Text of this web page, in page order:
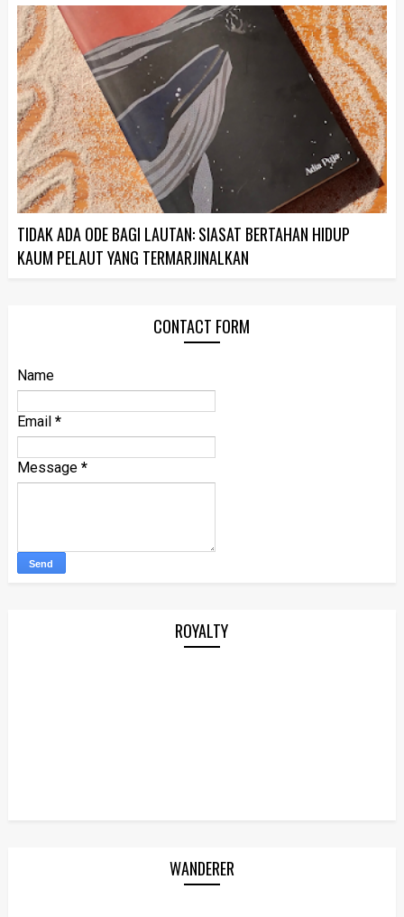
TIDAK ADA ODE BAGI LAUTAN: SIASAT BERTAHAN HIDUP
KAUM PELAUT YANG TERMARJINALKAN
CONTACT FORM
Name
Email *
Message *
ROYALTY
WANDERER